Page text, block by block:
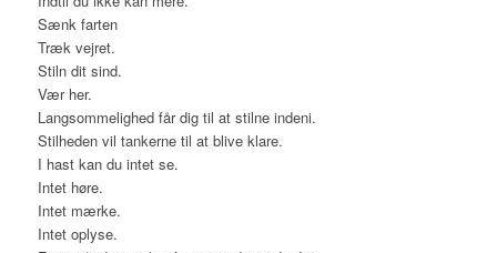
Sænk farten
Træk vejret.
Stiln dit sind.
Vær her.
Langsommelighed får dig til at stilne indeni.
Stilheden vil tankerne til at blive klare.
I hast kan du intet se.
Intet høre.
Intet mærke.
Intet oplyse.